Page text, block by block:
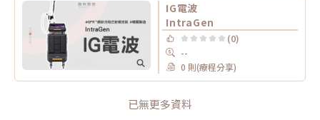
IG電波
IntraGen
(0)
--
0 則(療程分享)
已無更多資料